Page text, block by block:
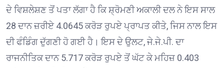
ਦੇ ਵਿਸ਼ਲੇਸ਼ਣ ਤੋਂ ਪਤਾ ਲੱਗਾ ਹੈ ਕਿ ਸ਼੍ਰੋਮਣੀ ਅਕਾਲੀ ਦਲ ਨੇ ਇਸ ਸਾਲ
28 ਦਾਨ ਜ਼ਰੀਏ 4.0645 ਕਰੋੜ ਰੁਪਏ ਪ੍ਰਾਪਤ ਕੀਤੇ, ਜਿਸ ਨਾਲ ਇਸ
ਦੀ ਫੰਡਿੰਗ ਦੁੱਗਣੀ ਹੋ ਗਈ ਹੈ। ਇਸ ਦੇ ਉਲਟ, ਜੇ.ਜੇ.ਪੀ. ਦਾ
ਰਾਜਨੀਤਿਕ ਦਾਨ 5.717 ਕਰੋੜ ਰੁਪਏ ਤੋਂ ਘੱਟ ਕੇ ਮਹਿਜ਼ 0.403